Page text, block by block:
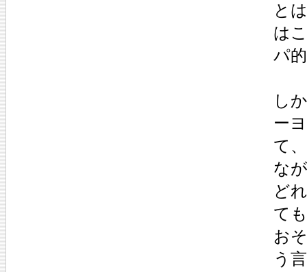
と
は
パ
し
ー
て
な
ど
て
お
う